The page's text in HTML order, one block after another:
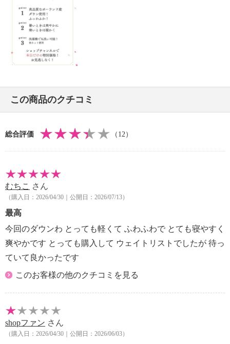
がありますが、使用上問題はありません。
・羽毛は季節や環境、使用状況により臭うことがあり
ます。臭いが気になる場合は、
ふとんを折りたたんで臭気を押し出し、新しい空気
と入れ替えて、３〜４時間、
日に干してからお使いください。（臭いが残ってい
い。
れがありますので、
軽く手で均等になるようにほぐしてください。
＜干し方＞
ーツでおおって干してください。
・ふとんがわ地や詰めものを傷めるおそれがあります
ので、ふとん叩きなどで強く叩かないでください。
・月に１〜２回、天気のよい乾燥した日の午前１０時
から午後３時ごろまでに、
片面１時間くらいずつ全体に日が当たるように両面
を干してください。
＜収納と保管の方法＞
・湿気の少ない場所に、敷きふとんは下に、掛けふと
バーやシーツをはずし、
湿気の少ない場所に保管してください。
・ダニやカビを防ぐため、使わない間でも、ふとんは
この商品のクチコミ
総合評価 （12）
むちこ さん
（購入日：2026/04/30｜公開日：2026/07/13）
最高
今回のダウンわ とっても軽くて ふわふわで とても寝やすく
爽やかです とっても購入して ウェイトリストでしたが 待っ
ていて良かったです
このお客様の他のクチコミを見る
shopファン さん
（購入日：2026/04/30｜公開日：2026/06/03）